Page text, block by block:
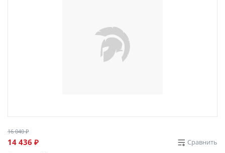
16 040 ₽
14 436 ₽
Сравнить